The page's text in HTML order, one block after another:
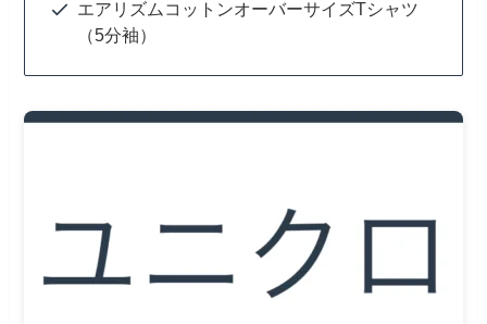
エアリズムコットンオーバーサイズTシャツ
（5分袖）